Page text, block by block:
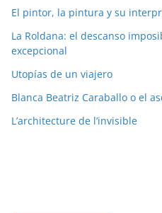
El pintor, la pintura y su
La Roldana: el descanso
excepcional
Utopías de un viajero
Blanca Beatriz Caraballo o el
L’architecture de l’invisible